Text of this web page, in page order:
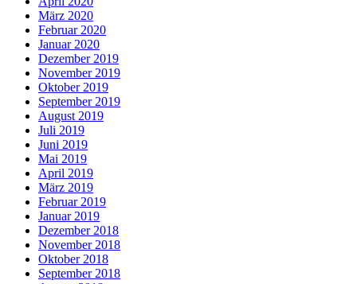
März 2020
Februar 2020
Januar 2020
Dezember 2019
November 2019
Oktober 2019
September 2019
August 2019
Juli 2019
Juni 2019
Mai 2019
April 2019
März 2019
Februar 2019
Januar 2019
Dezember 2018
November 2018
Oktober 2018
September 2018